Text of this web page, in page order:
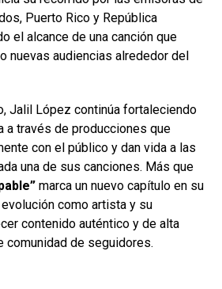
Puerto Rico y República
el alcance de una canción que
nuevas audiencias alrededor del
Jalil López continúa fortaleciendo
a través de producciones que
con el público y dan vida a las
una de sus canciones. Más que
marca un nuevo capítulo en su
como artista y su
contenido auténtico y de alta
comunidad de seguidores.